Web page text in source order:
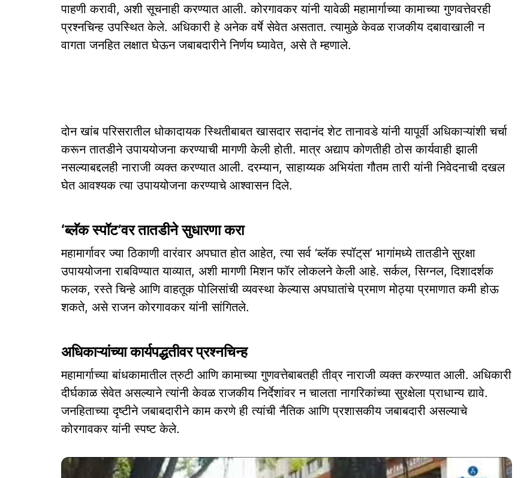
पाहणी करावी, अशी सूचनाही करण्यात आली. कोरगावकर यांनी यावेळी महामार्गाच्या कामाच्या गुणवत्तेवरही
प्रश्नचिन्ह उपस्थित केले. अधिकारी हे अनेक वर्षे सेवेत असतात. त्यामुळे केवळ राजकीय दबावाखाली न
वागता जनहित लक्षात घेऊन जबाबदारीने निर्णय घ्यावेत, असे ते म्हणाले.
दोन खांब परिसरातील धोकादायक स्थितीबाबत खासदार सदानंद शेट तानावडे यांनी यापूर्वी अधिकाऱ्यांशी चर्चा
करून तातडीने उपाययोजना करण्याची मागणी केली होती. मात्र अद्याप कोणतीही ठोस कार्यवाही झाली
नसल्याबद्दलही नाराजी व्यक्त करण्‍यात आली. दरम्‍यान, साहाय्यक अभियंता गौतम तारी यांनी निवेदनाची दखल
घेत आवश्यक त्या उपाययोजना करण्याचे आश्वासन दिले.
‘ब्लॅक स्पॉट’वर तातडीने सुधारणा करा
महामार्गावर ज्या ठिकाणी वारंवार अपघात होत आहेत, त्या सर्व ‘ब्लॅक स्‍पॉट्‌स’ भागांमध्ये तातडीने सुरक्षा
उपाययोजना राबविण्यात याव्यात, अशी मागणी मिशन फॉर लोकलने केली आहे. सर्कल, सिग्नल, दिशादर्शक
फलक, रस्ते चिन्हे आणि वाहतूक पोलिसांची व्यवस्था केल्यास अपघातांचे प्रमाण मोठ्या प्रमाणात कमी होऊ
शकते, असे राजन कोरगावकर यांनी सांगितले.
अधिकाऱ्यांच्या कार्यपद्धतीवर प्रश्नचिन्ह
महामार्गाच्या बांधकामातील त्रुटी आणि कामाच्या गुणवत्तेबाबतही तीव्र नाराजी व्यक्त करण्‍यात आली. अधिकारी
दीर्घकाळ सेवेत असल्याने त्यांनी केवळ राजकीय निर्देशांवर न चालता नागरिकांच्या सुरक्षेला प्राधान्य द्यावे.
जनहिताच्या दृष्टीने जबाबदारीने काम करणे ही त्यांची नैतिक आणि प्रशासकीय जबाबदारी असल्याचे
कोरगावकर यांनी स्पष्ट केले.